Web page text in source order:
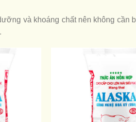
và khoáng chất nên không cần